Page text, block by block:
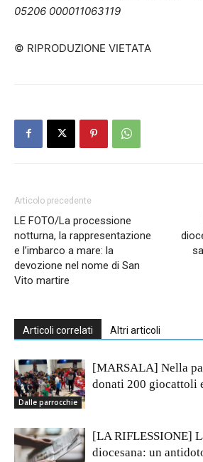
05206 000011063119
© RIPRODUZIONE VIETATA
Articolo precedente
LE FOTO/La processione
notturna, la rappresentazione
e l’imbarco a mare: la
devozione nel nome di San
Vito martire
Articoli correlati Altri articoli
Dalle parrocchie
[MARSALA] Nella
donati 200 giocattoli
[LA RIFLESSIONE]
diocesana: un